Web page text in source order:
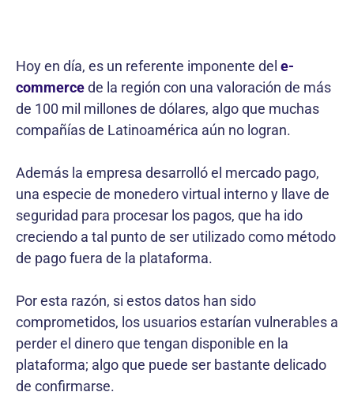
Hoy en día, es un referente imponente del e-
commercede la región con una valoración de más
de 100 mil millones de dólares, algo que muchas
compañías de Latinoamérica aún no logran.
Además la empresa desarrolló el mercado pago,
una especie de monedero virtual interno y llave de
seguridad para procesar los pagos, que ha ido
creciendo a tal punto de ser utilizado como método
de pago fuera de la plataforma.
Por esta razón, si estos datos han sido
comprometidos, los usuarios estarían vulnerables a
perder el dinero que tengan disponible en la
plataforma; algo que puede ser bastante delicado
de confirmarse.